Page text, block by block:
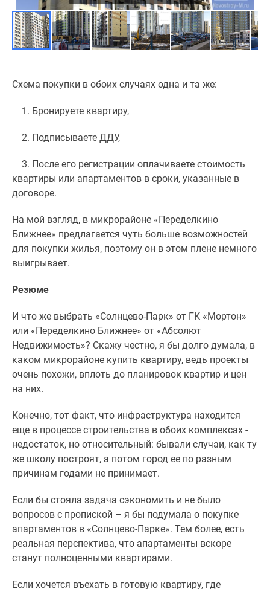
Схема покупки в обоих случаях одна и та же:
1. Бронируете квартиру,
2. Подписываете ДДУ,
3. После его регистрации оплачиваете стоимость
квартиры или апартаментов в сроки, указанные в
договоре.
На мой взгляд, в микрорайоне «Переделкино
Ближнее» предлагается чуть больше возможностей
для покупки жилья, поэтому он в этом плене немного
выигрывает.
Резюме
И что же выбрать «Солнцево-Парк» от ГК «Мортон»
или «Переделкино Ближнее» от «Абсолют
Недвижимость»? Скажу честно, я бы долго думала, в
каком микрорайоне купить квартиру, ведь проекты
очень похожи, вплоть до планировок квартир и цен
на них.
Конечно, тот факт, что инфраструктура находится
еще в процессе строительства в обоих комплексах -
недостаток, но относительный: бывали случаи, как ту
же школу построят, а потом город ее по разным
причинам годами не принимает.
Если бы стояла задача сэкономить и не было
вопросов с пропиской – я бы подумала о покупке
апартаментов в «Солнцево-Парке». Тем более, есть
реальная перспектива, что апартаменты вскоре
станут полноценными квартирами.
Если хочется въехать в готовую квартиру, где